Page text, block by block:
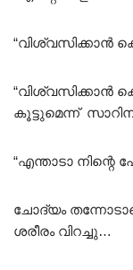
“വിശ്വസിക്കാൻ
“വിശ്വസിക്കാൻ
കൂട്ടുമെന്ന്
“എന്താടാ നിന്റെ
ചോദ്യം
ശരീരം വിറച്ചു…